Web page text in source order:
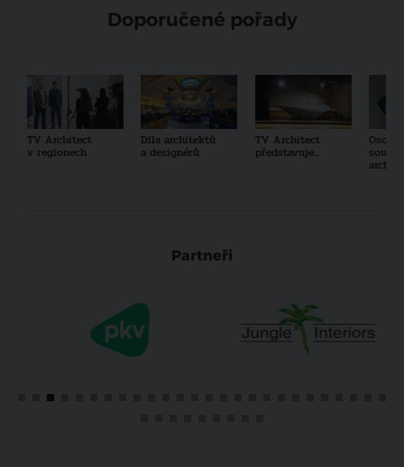
Doporučené pořady
TV Architect
v regionech
Díla architektů
a designérů
TV Architect
představuje...
Partneři